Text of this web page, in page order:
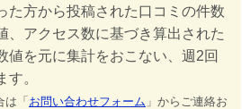
た方から投稿された口コミの件数
、アクセス数に基づき算出された
値を元に集計をおこない、週2回
。
は「お問い合わせフォーム 」からご連絡お